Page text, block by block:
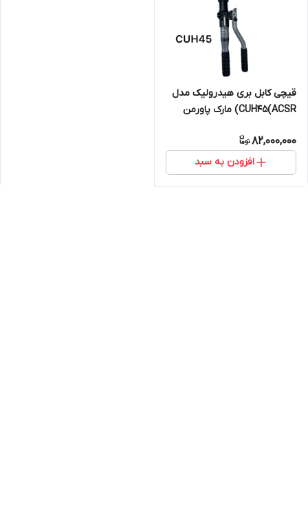
قیچی کابل بری هیدرولیک مدل
CUH45(ACSR) مارک پاورمن
82,000,000
افزودن به سبد